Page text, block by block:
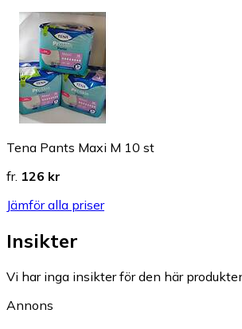
Tena Pants Maxi M 10 st
fr. 126 kr
Jämför alla priser
Insikter
Vi har inga insikter för den här
Annons